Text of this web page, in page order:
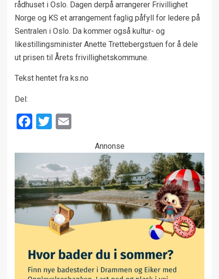
rådhuset i Oslo. Dagen derpå arrangerer Frivillighet
Norge og KS et arrangement faglig påfyll for ledere på
Sentralen i Oslo. Da kommer også kultur- og
likestillingsminister Anette Trettebergstuen for å dele
ut prisen til Årets frivillighetskommune.
Tekst hentet fra ks.no
Del:
Facebook
Twitter
Annonse